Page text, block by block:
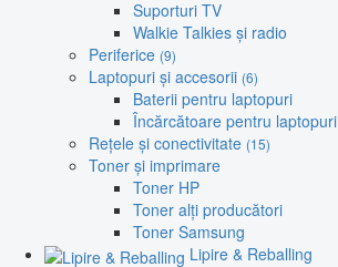
Suporturi TV
Walkie Talkies și radio
Periferice (9)
Laptopuri și accesorii (6)
Baterii pentru laptopuri
Încărcătoare pentru laptopuri
Rețele și conectivitate (15)
Toner și imprimare
Toner HP
Toner alți producători
Toner Samsung
Lipire & Reballing